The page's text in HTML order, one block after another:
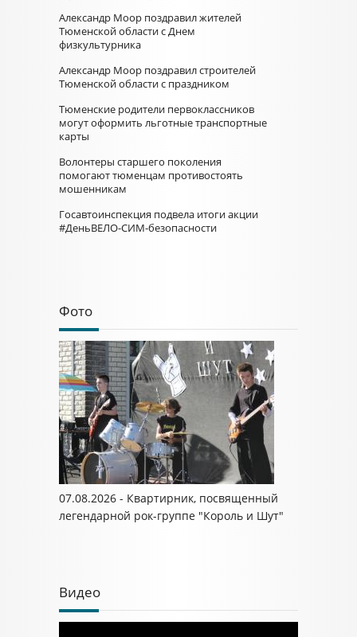
Александр Моор поздравил жителей
Тюменской области с Днем
физкультурника
Александр Моор поздравил строителей
Тюменской области с праздником
Тюменские родители первоклассников
могут оформить льготные транспортные
карты
Волонтеры старшего поколения
помогают тюменцам противостоять
мошенникам
Госавтоинспекция подвела итоги акции
#ДеньВЕЛО-СИМ-безопасности
Фото
07.08.2026 - Квартирник, посвященный
легендарной рок-группе "Король и Шут"
Видео